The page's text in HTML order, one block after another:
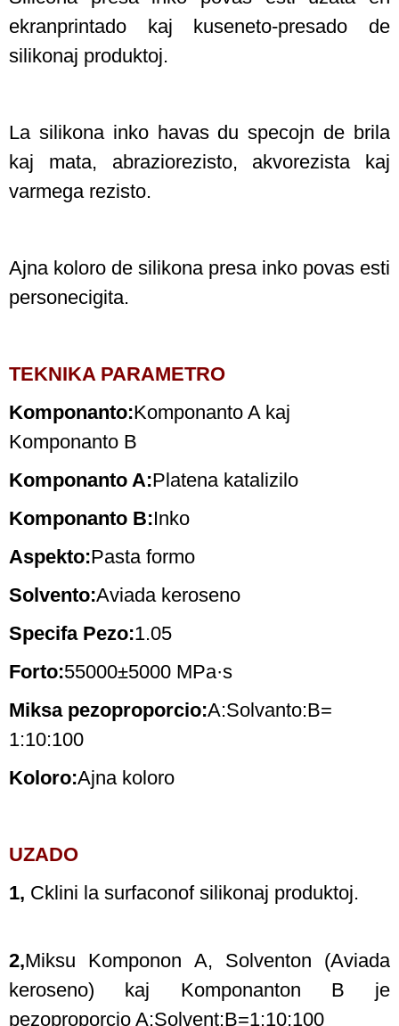
ekranprintado kaj kuseneto-presado de
silikonaj produktoj.
La silikona inko havas du specojn de brila
kaj mata, abraziorezisto, akvorezista kaj
varmega rezisto.
Ajna koloro de silikona presa inko povas esti
personecigita.
TEKNIKA PARAMETRO
Komponanto:Komponanto A kaj
Komponanto B
Komponanto A:Platena katalizilo
Komponanto B:Inko
Aspekto:Pasta formo
Solvento:Aviada keroseno
Specifa Pezo:1.05
Forto:55000±5000 MPa·s
Miksa pezoproporcio:A:Solvanto:B=
1:10:100
Koloro:Ajna koloro
UZADO
1, Cklini la surfaconof silikonaj produktoj.
2,Miksu Komponon A, Solventon (Aviada
keroseno) kaj Komponanton B je
pezoproporcio A:Solvent:B=1:10:100